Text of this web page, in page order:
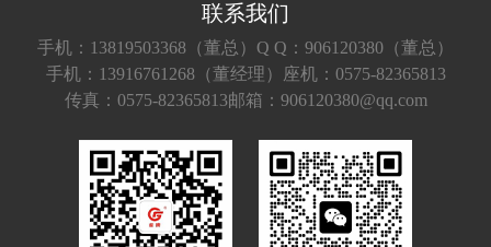
联系我们
手机：13819503368（董总） Q Q：906120380（董总）
手机：13916761268（董经理）
座机：0575-82365813
传真：0575-82365813邮箱：906120380@qq.com